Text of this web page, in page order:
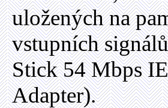
uložených na
vstupních
Stick 54 Mbps
Adapter).